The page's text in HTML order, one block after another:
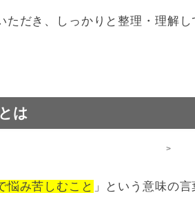
ただき、しっかりと整理・理解
は
>
悩み苦しむこと 」という意味の